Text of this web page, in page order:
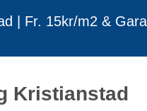
| Fr. 15kr/m2 &
Kristianstad